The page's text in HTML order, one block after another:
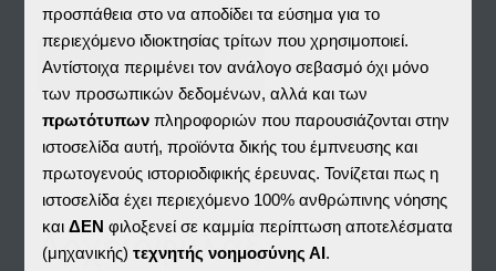
Home / Αρχειοφύλαξ
Αρχειοφύλαξ
προσπάθεια στο να αποδίδει τα εύσημα για το
περιεχόμενο ιδιοκτησίας τρίτων που χρησιμοποιεί.
Αντίστοιχα περιμένει τον ανάλογο σεβασμό όχι μόνο
των προσωπικών δεδομένων, αλλά και των
πρωτότυπων πληροφοριών που παρουσιάζονται στην
ιστοσελίδα αυτή, προϊόντα δικής του έμπνευσης και
πρωτογενούς ιστοριοδιφικής έρευνας. Τονίζεται πως η
ιστοσελίδα έχει περιεχόμενο 100% ανθρώπινης νόησης
καιΔΕΝ φιλοξενεί σε καμμία περίπτωση αποτελέσματα
(μηχανικής)τεχνητής νοημοσύνης ΑΙ .